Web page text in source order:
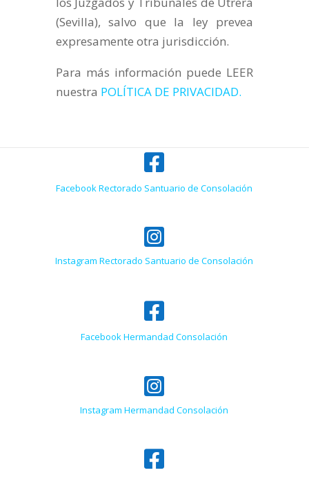
(Sevilla), salvo que la ley prevea
expresamente otra jurisdicción.
Para más información puede LEER
nuestra POLÍTICA DE PRIVACIDAD.

Facebook Rectorado Santuario de Consolación

Instagram Rectorado Santuario de Consolación

Facebook Hermandad Consolación

Instagram Hermandad Consolación
